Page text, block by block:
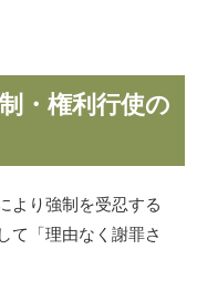
・権利行使の
より強制を受忍する
て「理由なく謝罪さ